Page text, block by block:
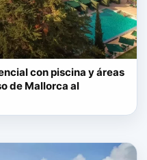
con piscina y áreas
de Mallorca al